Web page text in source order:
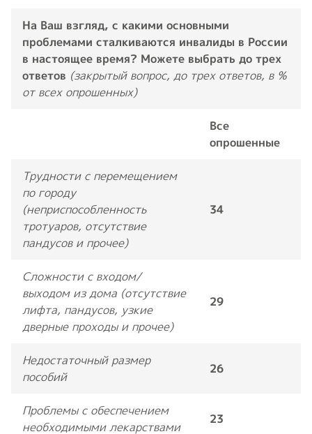
На Ваш взгляд, с какими основными
проблемами сталкиваются инвалиды в России
в настоящее время? Можете выбрать до трех
ответов (закрытый вопрос, до трех ответов, в %
от всех опрошенных)
Все
опрошенные
Трудности с перемещением
по городу
(неприспособленность
тротуаров, отсутствие
пандусов и прочее)
34
Сложности с входом/
выходом из дома (отсутствие
лифта, пандусов, узкие
дверные проходы и прочее)
29
Недостаточный размер
пособий
26
Проблемы с обеспечением
необходимыми лекарствами
23